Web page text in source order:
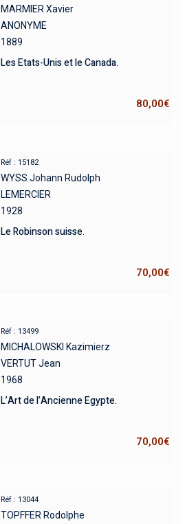
MARMIER Xavier
ANONYME
1889
Les Etats-Unis et le Canada.
80,00€
Réf : 15182
WYSS Johann Rudolph
LEMERCIER
1928
Le Robinson suisse.
70,00€
Réf : 13499
MICHALOWSKI Kazimierz
VERTUT Jean
1968
L’Art de l’Ancienne Egypte.
70,00€
Réf : 13044
TOPFFER Rodolphe